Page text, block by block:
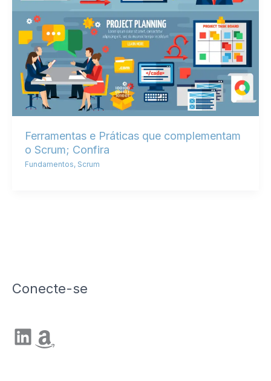
Conecte-se
LinkedIn Amazon
Ferramentas e Práticas que complementam
o Scrum; Confira
Fundamentos, Scrum